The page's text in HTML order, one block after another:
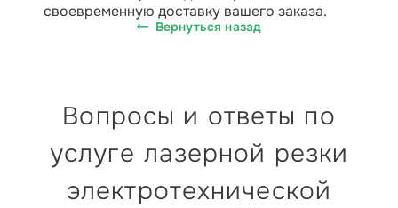
своевременную доставку вашего заказа.
Вернуться назад
Вопросы и ответы по
услуге лазерной резки
электротехнической